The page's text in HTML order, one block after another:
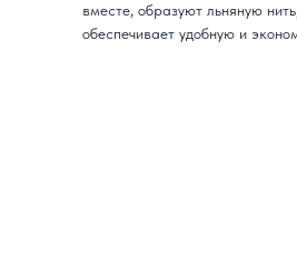
вместе, образуют льняную
обеспечивает удобную и